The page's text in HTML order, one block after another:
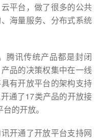
平台，做了很多的公共
海量服务、分布式系统
腾讯传统产品都是封闭
品的决策权集中在一线
有开放平台的架构支持
通了17类产品的开放接
的开放。
开通了开放平台支持网